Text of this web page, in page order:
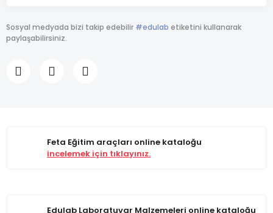
Sosyal medyada bizi takip edebilir #edulab etiketini kullanarak
paylaşabilirsiniz.
Feta Eğitim araçları online kataloğu
incelemek için tıklayınız.
Edulab Laboratuvar Malzemeleri online kataloğu